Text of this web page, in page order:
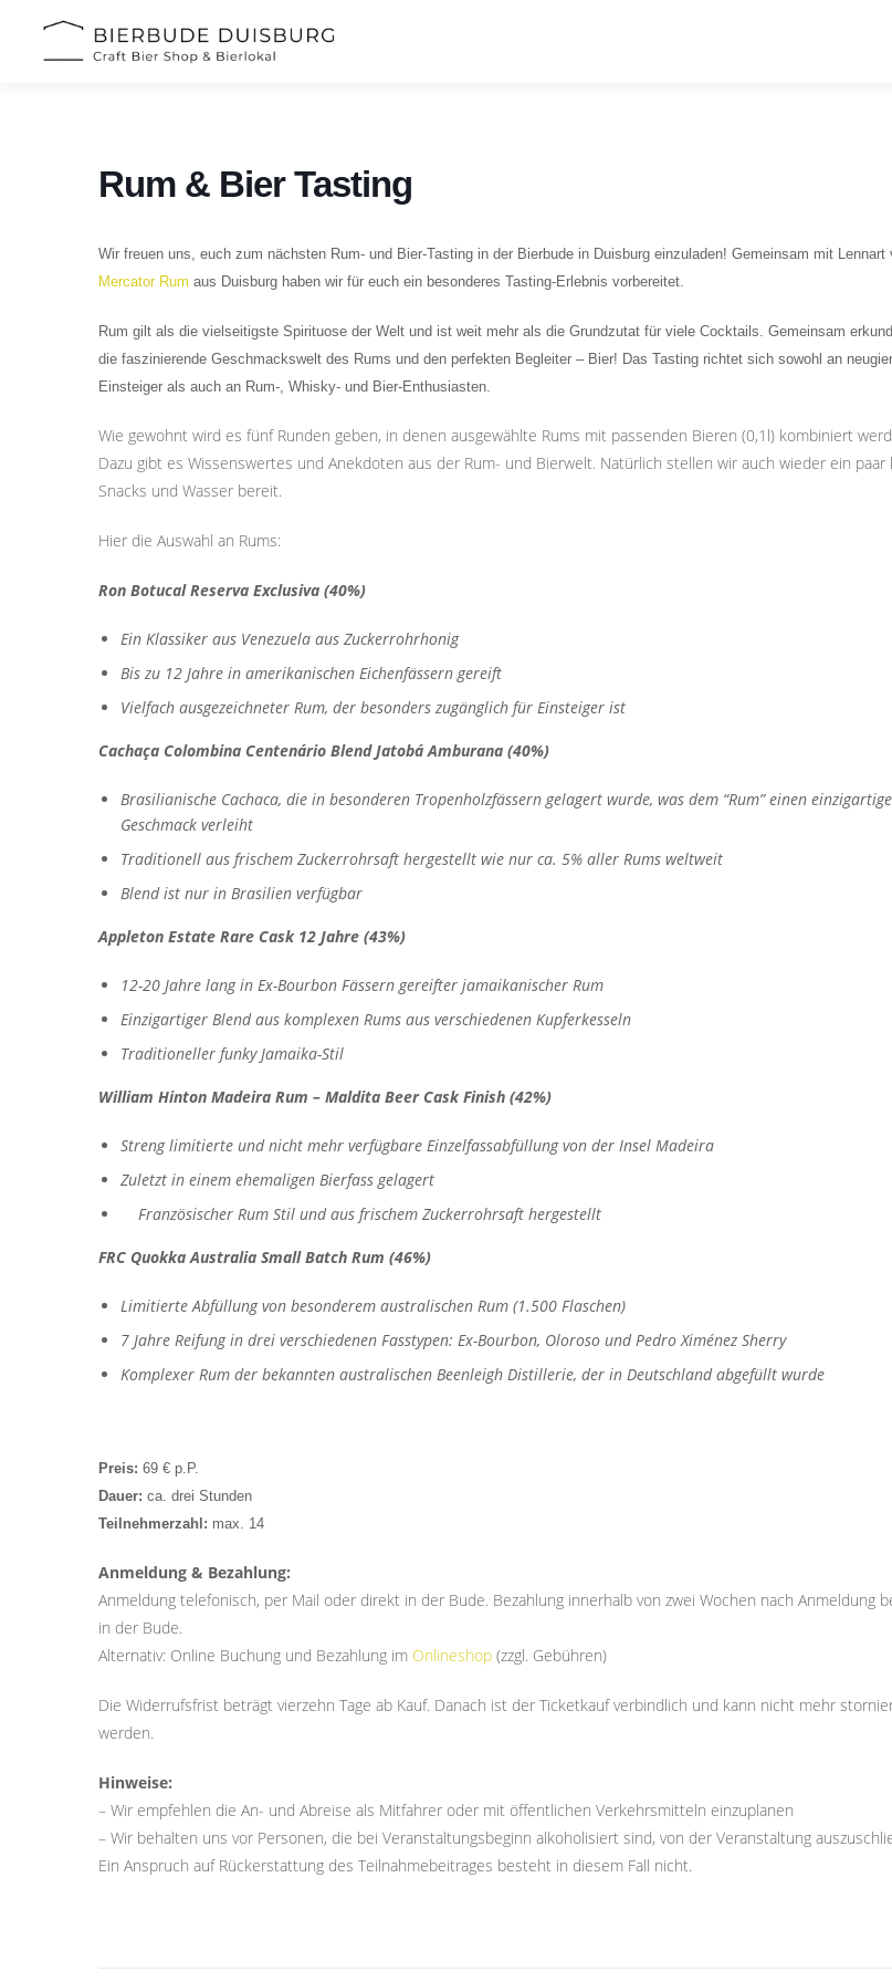
springen
Rum & Bier Tasting
Wir freuen uns, euch zum nächsten Rum- und Bier-Tasting in der Bierbude in Duisburg einzuladen! Gemeinsam mit Lennart
Mercator Rum aus Duisburg haben wir für euch ein besonderes Tasting-Erlebnis vorbereitet.
Rum gilt als die vielseitigste Spirituose der Welt und ist weit mehr als die Grundzutat für viele Cocktails. Gemeinsam
die faszinierende Geschmackswelt des Rums und den perfekten Begleiter – Bier! Das Tasting richtet sich sowohl an
Einsteiger als auch an Rum-, Whisky- und Bier-Enthusiasten.
Wie gewohnt wird es fünf Runden geben, in denen ausgewählte Rums mit passenden Bieren (0,1l) kombiniert
Dazu gibt es Wissenswertes und Anekdoten aus der Rum- und Bierwelt. Natürlich stellen wir auch wieder ein paar
Snacks und Wasser bereit.
Hier die Auswahl an Rums:
Ron Botucal Reserva Exclusiva (40%)
Ein Klassiker aus Venezuela aus Zuckerrohrhonig
Bis zu 12 Jahre in amerikanischen Eichenfässern gereift
Vielfach ausgezeichneter Rum, der besonders zugänglich für Einsteiger ist
Cachaça Colombina Centenário Blend Jatobá Amburana (40%)
Brasilianische Cachaca, die in besonderen Tropenholzfässern gelagert wurde, was dem “Rum” einen
Geschmack verleiht
Traditionell aus frischem Zuckerrohrsaft hergestellt wie nur ca. 5% aller Rums weltweit
Blend ist nur in Brasilien verfügbar
Appleton Estate Rare Cask 12 Jahre (43%)
12-20 Jahre lang in Ex-Bourbon Fässern gereifter jamaikanischer Rum
Einzigartiger Blend aus komplexen Rums aus verschiedenen Kupferkesseln
Traditioneller funky Jamaika-Stil
William Hinton Madeira Rum – Maldita Beer Cask Finish (42%)
Streng limitierte und nicht mehr verfügbare Einzelfassabfüllung von der Insel Madeira
Zuletzt in einem ehemaligen Bierfass gelagert
Französischer Rum Stil und aus frischem Zuckerrohrsaft hergestellt
FRC Quokka Australia Small Batch Rum (46%)
Limitierte Abfüllung von besonderem australischen Rum (1.500 Flaschen)
7 Jahre Reifung in drei verschiedenen Fasstypen: Ex-Bourbon, Oloroso und Pedro Ximénez Sherry
Komplexer Rum der bekannten australischen Beenleigh Distillerie, der in Deutschland abgefüllt wurde
Preis: 69 € p.P.
Dauer: ca. drei Stunden
Teilnehmerzahl: max. 14
Anmeldung & Bezahlung:
Anmeldung telefonisch, per Mail oder direkt in der Bude. Bezahlung innerhalb von zwei Wochen nach Anmeldung
in der Bude.
Alternativ: Online Buchung und Bezahlung im Onlineshop (zzgl. Gebühren)
Die Widerrufsfrist beträgt vierzehn Tage ab Kauf. Danach ist der Ticketkauf verbindlich und kann nicht mehr
werden.
Hinweise:
– Wir empfehlen die An- und Abreise als Mitfahrer oder mit öffentlichen Verkehrsmitteln einzuplanen
– Wir behalten uns vor Personen, die bei Veranstaltungsbeginn alkoholisiert sind, von der Veranstaltung
Ein Anspruch auf Rückerstattung des Teilnahmebeitrages besteht in diesem Fall nicht.